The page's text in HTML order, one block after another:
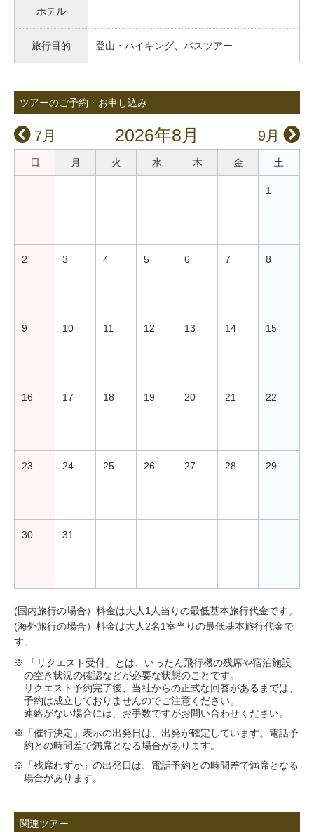
ホテル
旅行目的 登山・ハイキング、バスツアー
ツアーのご予約・お申し込み
7月 2026年8月 9月
日 月 火 水 木 金 土
1
2 3 4 5 6 7 8
9 10 11 12 13 14 15
16 17 18 19 20 21 22
23 24 25 26 27 28 29
30 31
(国内旅行の場合）料金は大人1人当りの最低基本旅行代金です。
(海外旅行の場合）料金は大人2名1室当りの最低基本旅行代金で
す。
※ 「リクエスト受付」とは、いったん飛行機の残席や宿泊施設
の空き状況の確認などが必要な状態のことです。
リクエスト予約完了後、当社からの正式な回答があるまでは、
予約は成立しておりませんのでご注意ください。
連絡がない場合には、お手数ですがお問い合わせください。
※「催行決定」表示の出発日は、出発が確定しています。電話予
約との時間差で満席となる場合があります。
※「残席わずか」の出発日は、電話予約との時間差で満席となる
場合があります。
関連ツアー